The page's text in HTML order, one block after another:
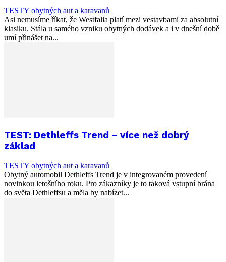
TESTY obytných aut a karavanů
Asi nemusíme říkat, že Westfalia platí mezi vestavbami za absolutní
klasiku. Stála u samého vzniku obytných dodávek a i v dnešní době
umí přinášet na...
TEST: Dethleffs Trend – více než dobrý
základ
TESTY obytných aut a karavanů
Obytný automobil Dethleffs Trend je v integrovaném provedení
novinkou letošního roku. Pro zákazníky je to taková vstupní brána
do světa Dethleffsu a měla by nabízet...